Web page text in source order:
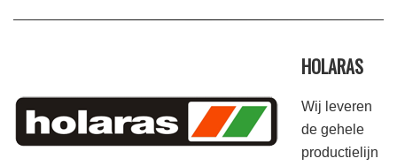
HOLARAS
Wij leveren
de gehele
productielijn